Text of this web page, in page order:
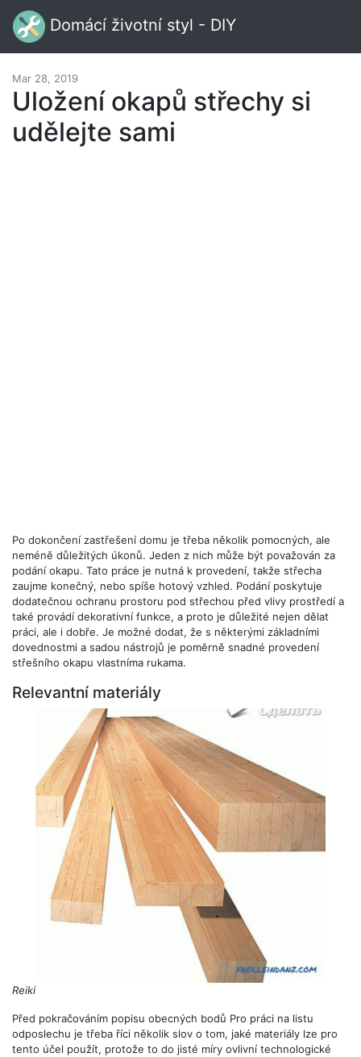
Domácí životní styl - DIY
Mar 28, 2019
Uložení okapů střechy si
udělejte sami
Po dokončení zastřešení domu je třeba několik pomocných, ale
neméně důležitých úkonů. Jeden z nich může být považován za
podání okapu. Tato práce je nutná k provedení, takže střecha
zaujme konečný, nebo spíše hotový vzhled. Podání poskytuje
dodatečnou ochranu prostoru pod střechou před vlivy prostředí a
také provádí dekorativní funkce, a proto je důležité nejen dělat
práci, ale i dobře. Je možné dodat, že s některými základními
dovednostmi a sadou nástrojů je poměrně snadné provedení
střešního okapu vlastníma rukama.
Relevantní materiály
Reiki
Před pokračováním popisu obecných bodů Pro práci na listu
odposlechu je třeba říci několik slov o tom, jaké materiály lze pro
tento účel použít, protože to do jisté míry ovlivní technologické